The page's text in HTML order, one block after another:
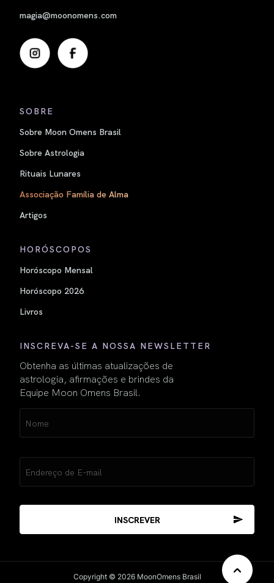
magia@moonomens.com
SOBRE
Sobre Moon Omens Brasil
Sobre Astrologia
Rituais Lunares
Associação Família de Alma
Artigos
HORÓSCOPOS
Horóscopo Mensal
Horóscopo 2026
Livros
INSCREVA-SE A NOSSA NEWSLETTER
Obtenha as últimas atualizações de
astrologia, afirmações e brindes da
Equipe Moon Omens Brasil.
(obrigatório)
(obrigatório)
Copyright © 2026 MoonOmens Brasil